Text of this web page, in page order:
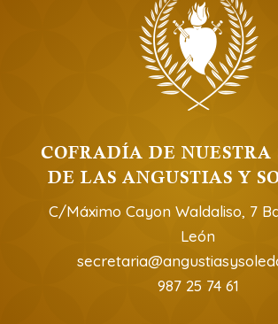
COFRADÍA DE NUESTRA
DE LAS ANGUSTIAS Y
C/Máximo Cayon Waldaliso, 7
León
987 25 74 61